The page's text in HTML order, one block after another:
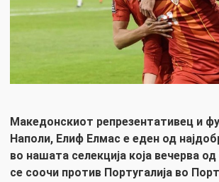
Македонскиот репрезентативец и
Наполи, Елиф Елмас е еден од
во нашата селекција која вечерва
се соочи против Португалија во